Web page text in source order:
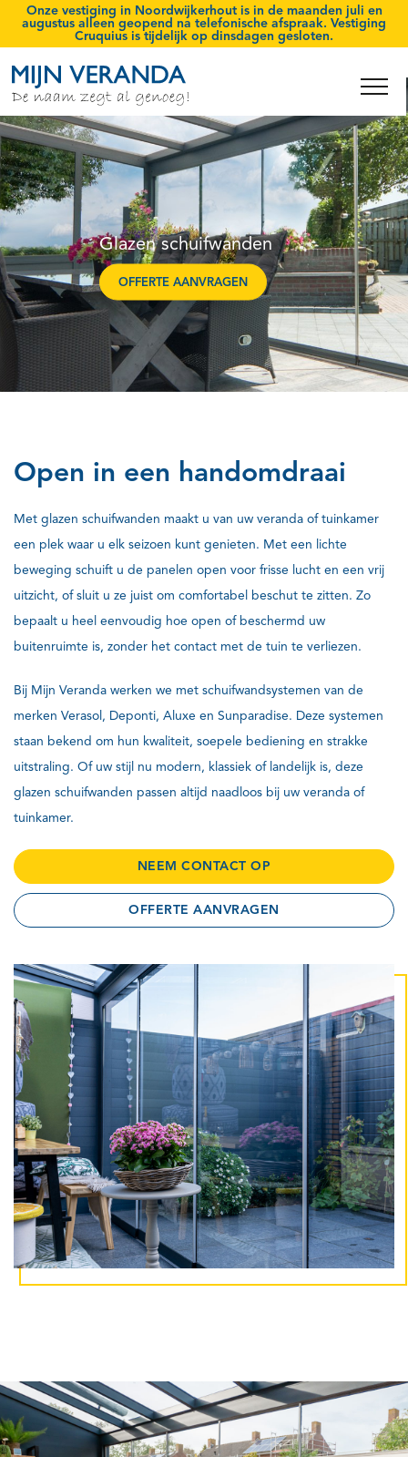
Onze vestiging in Noordwijkerhout is in de maanden juli en
augustus alleen geopend na telefonische afspraak. Vestiging
Cruquius is tijdelijk op dinsdagen gesloten.
Glazen schuifwanden
OFFERTE AANVRAGEN
Open in een handomdraai
Met glazen schuifwanden maakt u van uw veranda of tuinkamer
een plek waar u elk seizoen kunt genieten. Met een lichte
beweging schuift u de panelen open voor frisse lucht en een vrij
uitzicht, of sluit u ze juist om comfortabel beschut te zitten. Zo
bepaalt u heel eenvoudig hoe open of beschermd uw
buitenruimte is, zonder het contact met de tuin te verliezen.
Bij Mijn Veranda werken we met schuifwandsystemen van de
merken Verasol, Deponti, Aluxe en Sunparadise. Deze systemen
staan bekend om hun kwaliteit, soepele bediening en strakke
uitstraling. Of uw stijl nu modern, klassiek of landelijk is, deze
glazen schuifwanden passen altijd naadloos bij uw veranda of
tuinkamer.
NEEM CONTACT OP
OFFERTE AANVRAGEN